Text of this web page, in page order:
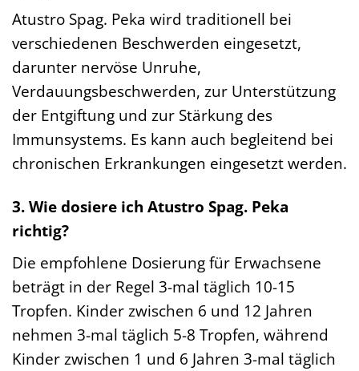
Atustro Spag. Peka wird traditionell bei
verschiedenen Beschwerden eingesetzt,
darunter nervöse Unruhe,
Verdauungsbeschwerden, zur Unterstützung
der Entgiftung und zur Stärkung des
Immunsystems. Es kann auch begleitend bei
chronischen Erkrankungen eingesetzt werden.
3. Wie dosiere ich Atustro Spag. Peka
richtig?
Die empfohlene Dosierung für Erwachsene
beträgt in der Regel 3-mal täglich 10-15
Tropfen. Kinder zwischen 6 und 12 Jahren
nehmen 3-mal täglich 5-8 Tropfen, während
Kinder zwischen 1 und 6 Jahren 3-mal täglich